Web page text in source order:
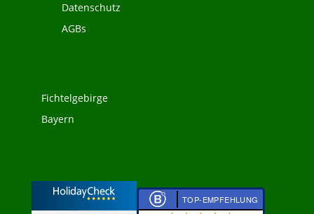
Datenschutz
AGBs
Fichtelgebirge
Bayern
TOP-EMPFEHLUNG